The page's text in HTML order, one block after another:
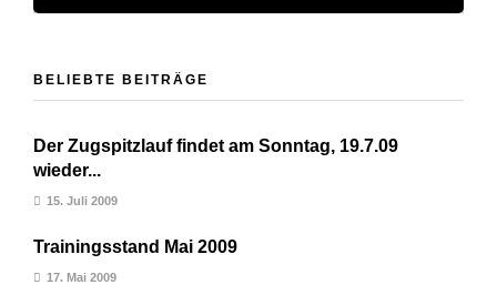
BELIEBTE BEITRÄGE
Der Zugspitzlauf findet am Sonntag, 19.7.09
wieder...
15. Juli 2009
Trainingsstand Mai 2009
17. Mai 2009